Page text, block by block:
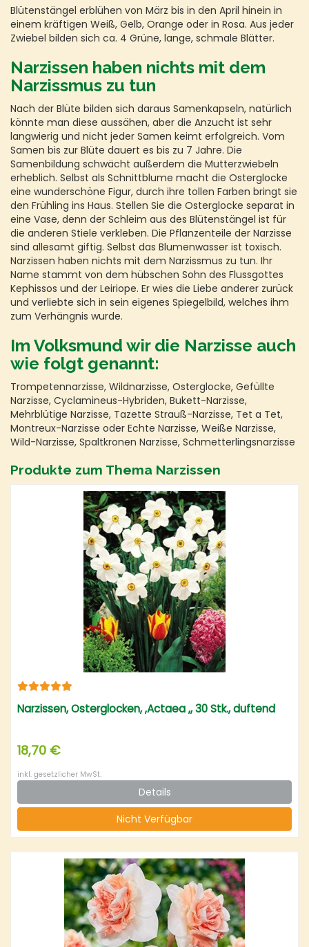
Blütenstängel erblühen von März bis in den April hinein in
einem kräftigen Weiß, Gelb, Orange oder in Rosa. Aus jeder
Zwiebel bilden sich ca. 4 Grüne, lange, schmale Blätter.
Narzissen haben nichts mit dem
Narzissmus zu tun
Nach der Blüte bilden sich daraus Samenkapseln, natürlich
könnte man diese aussähen, aber die Anzucht ist sehr
langwierig und nicht jeder Samen keimt erfolgreich. Vom
Samen bis zur Blüte dauert es bis zu 7 Jahre. Die
Samenbildung schwächt außerdem die Mutterzwiebeln
erheblich. Selbst als Schnittblume macht die Osterglocke
eine wunderschöne Figur, durch ihre tollen Farben bringt sie
den Frühling ins Haus. Stellen Sie die Osterglocke separat in
eine Vase, denn der Schleim aus des Blütenstängel ist für
die anderen Stiele verkleben. Die Pflanzenteile der Narzisse
sind allesamt giftig. Selbst das Blumenwasser ist toxisch.
Narzissen haben nichts mit dem Narzissmus zu tun. Ihr
Name stammt von dem hübschen Sohn des Flussgottes
Kephissos und der Leiriope. Er wies die Liebe anderer zurück
und verliebte sich in sein eigenes Spiegelbild, welches ihm
zum Verhängnis wurde.
Im Volksmund wir die Narzisse auch
wie folgt genannt:
Trompetennarzisse, Wildnarzisse, Osterglocke, Gefüllte
Narzisse, Cyclamineus-Hybriden, Bukett-Narzisse,
Mehrblütige Narzisse, Tazette Strauß-Narzisse, Tet a Tet,
Montreux-Narzisse oder Echte Narzisse, Weiße Narzisse,
Wild-Narzisse, Spaltkronen Narzisse, Schmetterlingsnarzisse
Produkte zum Thema Narzissen
Narzissen, Osterglocken, ‚Actaea ‚, 30 Stk., duftend
18,70 €
inkl. gesetzlicher MwSt.
Details
Nicht Verfügbar